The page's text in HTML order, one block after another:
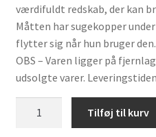
værdifuldt redskab, der kan
Måtten har sugekopper
flytter sig når hun bruger den.
OBS – Varen ligger på
udsolgte varer.
Tilføj til kurv